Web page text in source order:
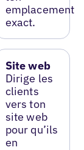
emplacement
exact.
Site web
Dirige les
clients
vers ton
site web
pour qu’ils
en